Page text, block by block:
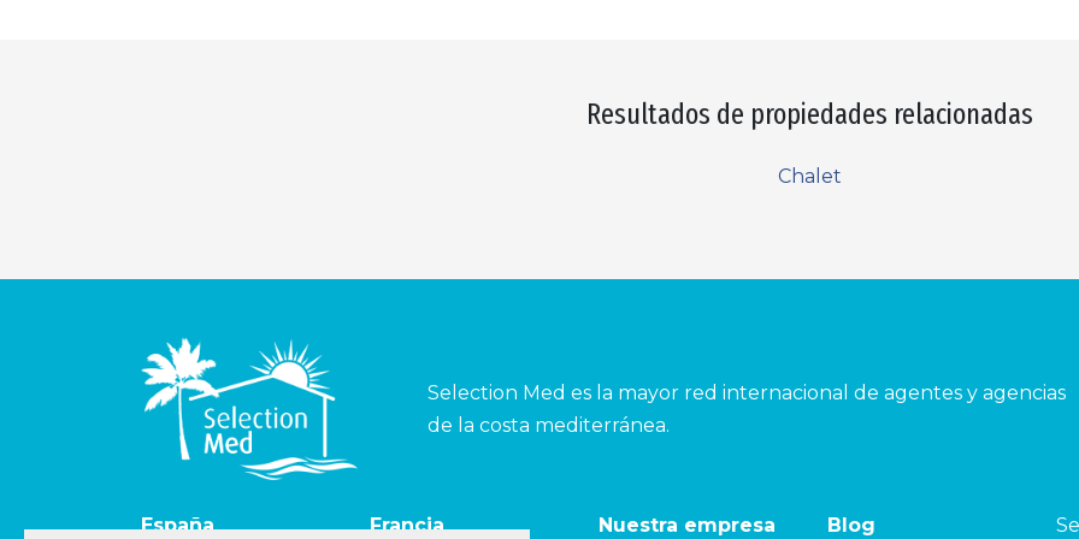
Resultados de propiedades relacionadas
Chalet
Selection Med es la mayor red internacional de agentes y agencias
de la costa mediterránea.
España Francia Nuestra empresa Blog